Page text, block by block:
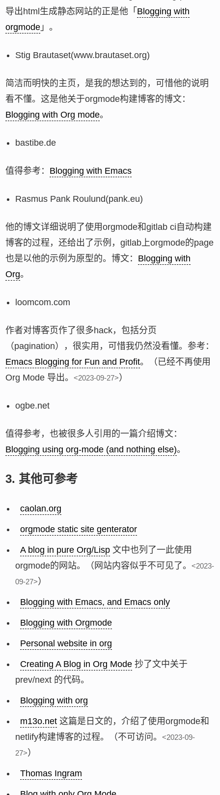
导出html生成静态网站的正是他「 Blogging with
orgmode 」。
Stig Brautaset(www.brautaset.org)
简洁而明快的主页，是我的想达到的，可惜他的说明
看不懂。这是他关于orgmode构建博客的博文：
Blogging with Org mode。
bastibe.de
值得参考： Blogging with Emacs
Rasmus Pank Roulund(pank.eu)
他的博文详细说明了使用orgmode和gitlab ci自动构建
博客的过程，还给出了示例，gitlab上orgmode的page
也是以他的示例为原型的。博文： Blogging with
Org。
loomcom.com
作者对博客页作了很多hack，包括分页
（pagination），很实用，可惜我仍然没看懂。参考：
Emacs Blogging for Fun and Profit。（已经不再使用
Org Mode 导出。<2023-09-27>）
ogbe.net
值得参考，也被很多人引用的一篇介绍博文：
Blogging using org-mode (and nothing else)。
3. 其他可参考
caolan.org
orgmode static site genterator
A blog in pure Org/Lisp 文中也列了一此使用
orgmode的网站。（网站内容似乎不可见了。<2023-
09-27>）
Blogging with Emacs, and Emacs only
Blogging with Orgmode
Personal website in org
Creating A Blog in Org Mode 抄了文中关于
prev/next 的代码。
Blogging with org
m13o.net 这篇是日文的，介绍了使用orgmode和
netlify构建博客的过程。（不可访问。<2023-09-
27>）
Thomas Ingram